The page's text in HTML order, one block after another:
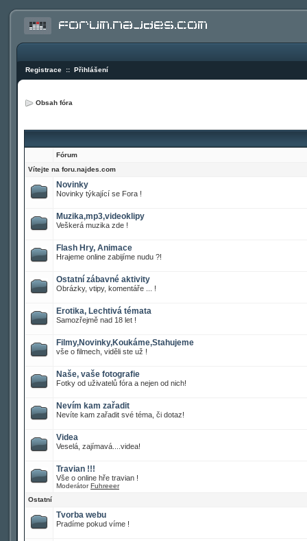
Registrace :: Přihlášení
Obsah fóra
Fórum
Vítejte na foru.najdes.com
Novinky
Novinky týkající se Fora !
Muzika,mp3,videoklipy
Veškerá muzika zde !
Flash Hry, Animace
Hrajeme online zabijíme nudu ?!
Ostatní zábavné aktivity
Obrázky, vtipy, komentáře ... !
Erotika, Lechtivá témata
Samozřejmě nad 18 let !
Filmy,Novinky,Koukáme,Stahujeme
vše o filmech, viděli ste už !
Naše, vaše fotografie
Fotky od uživatelů fóra a nejen od nich!
Nevím kam zařadit
Nevíte kam zařadit své téma, či dotaz!
Videa
Veselá, zajímavá....videa!
Travian !!!
Vše o online hře travian !
ModerátorFuhreeer
Ostatní
Tvorba webu
Pradíme pokud víme !